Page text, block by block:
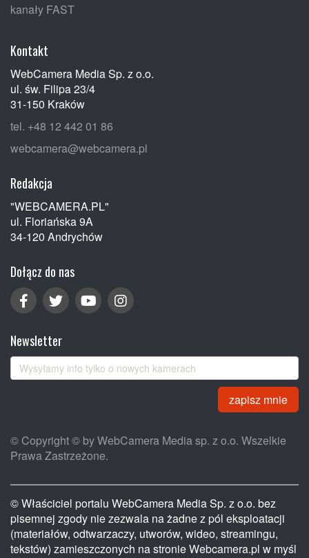
kanały FAST
Kontakt
WebCamera Media Sp. z o.o.
ul. św. Filipa 23/4
31-150 Kraków
tel. +48 12 442 01 86
webcamera@webcamera.pl
Redakcja
"WEBCAMERA.PL"
ul. Floriańska 9A
34-120 Andrychów
Dołącz do nas
Newsletter
zapisz mnie
© Copyright © by WebCamera Media sp. z o.o. Wszelkie
Prawa Zastrzeżone.
© Właściciel portalu WebCamera Media Sp. z o.o. bez
pisemnej zgody nie zezwala na żadne z pól eksploatacji
(materiałów, odtwarzaczy, utworów, wideo, streamingu,
tekstów) zamieszczonych na stronie Webcamera.pl w myśl